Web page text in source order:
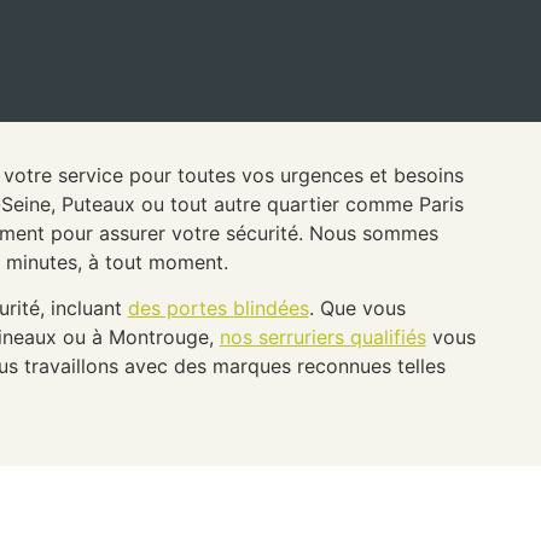
service pour toutes vos urgences et besoins
Puteaux ou tout autre quartier comme Paris
pour assurer votre sécurité. Nous sommes
à tout moment.
incluant des portes blindées. Que vous
ou à Montrouge, nos serruriers qualifiésvous
travaillons avec des marques reconnues telles